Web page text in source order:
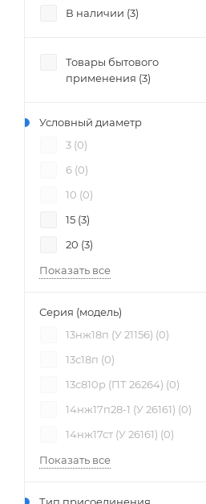
В наличии (3)
Товары бытового
применения (3)
Условный диаметр
3 (0)
6 (0)
10 (0)
15 (3)
20 (3)
Показать все
Серия (модель)
13нж18п (У 21156) (0)
13с18п (0)
13с810р (ПТ 26264) (0)
14нж17п28-1 (У 26161) (0)
14нж17ст (У 26161) (0)
Показать все